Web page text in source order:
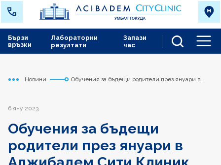
Лабораторни
резултати
Запази
час
Бързи
връзки
Начало
Токуда
Новини
Обучения за бъдещи родители през януари в
6 яну 2023
Обучения за бъдещи
родители през януари в